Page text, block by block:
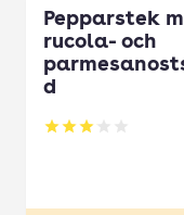
Pepparstek
rucola- och
d
Betyg: 3.04 av 5